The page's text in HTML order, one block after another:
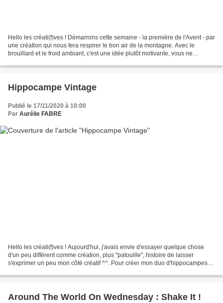
Hello les créati(f)ves ! Démarrons cette semaine - la première de l'Avent - par
une création qui nous fera respirer le bon air de la montagne. Avec le
brouillard et le froid ambiant, c'est une idée plutôt motivante, vous ne
Hippocampe Vintage
Publié le 17/11/2020 à 10:00
Par Aurélie FABRE
Hello les créati(f)ves ! Aujourd'hui, j'avais envie d'essayer quelque chose
d'un peu différent comme création, plus "patouille", histoire de laisser
s'exprimer un peu mon côté créatif ^^. Pour créer mon duo d'hippocampes
Around The World On Wednesday : Shake It !